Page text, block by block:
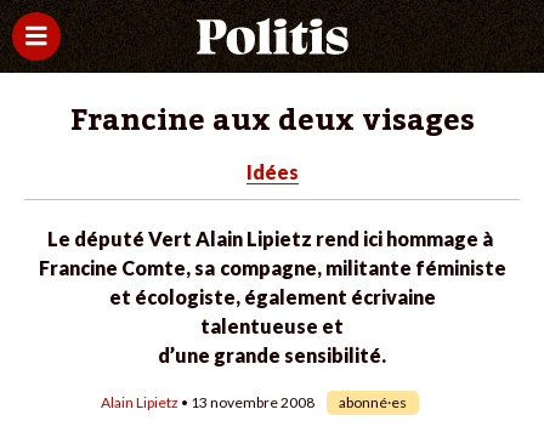
Francine aux deux visages
Idées
Le député Vert Alain Lipietz rend ici hommage à
Francine Comte, sa compagne, militante féministe
et écologiste, également écrivaine
talentueuse et
d’une grande sensibilité.
Alain Lipietz • 13 novembre 2008 abonné·es